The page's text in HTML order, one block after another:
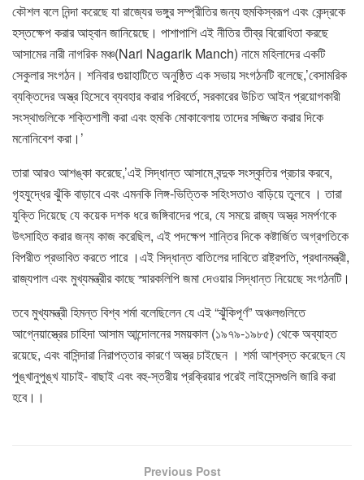
কৌশল বলে নিন্দা করেছে যা রাজ্যের ভঙ্গুর সম্প্রীতির জন্য হুমকিস্বরূপ এবং কেন্দ্রকে
হস্তক্ষেপ করার আহ্বান জানিয়েছে। পাশাপাশি এই নীতির তীব্র বিরোধিতা করছে
আসামের নারী নাগরিক মঞ্চ(Nari Nagarik Manch) নামে মহিলাদের একটি
সেকুলার সংগঠন। শনিবার গুয়াহাটিতে অনুষ্ঠিত এক সভায় সংগঠনটি বলেছে,’বেসামরিক
ব্যক্তিদের অস্ত্র হিসেবে ব্যবহার করার পরিবর্তে, সরকারের উচিত আইন প্রয়োগকারী
সংস্থাগুলিকে শক্তিশালী করা এবং হুমকি মোকাবেলায় তাদের সজ্জিত করার দিকে
মনোনিবেশ করা।’
তারা আরও আশঙ্কা করেছে,’এই সিদ্ধান্ত আসামে বন্দুক সংস্কৃতির প্রচার করবে,
গৃহযুদ্ধের ঝুঁকি বাড়াবে এবং এমনকি লিঙ্গ-ভিত্তিক সহিংসতাও বাড়িয়ে তুলবে । তারা
যুক্তি দিয়েছে যে কয়েক দশক ধরে জঙ্গিবাদের পরে, যে সময়ে রাজ্য অস্ত্র সমর্পণকে
উৎসাহিত করার জন্য কাজ করেছিল, এই পদক্ষেপ শান্তির দিকে কষ্টার্জিত অগ্রগতিকে
বিপরীত প্রভাবিত করতে পারে ।এই সিদ্ধান্ত বাতিলের দাবিতে রাষ্ট্রপতি, প্রধানমন্ত্রী,
রাজ্যপাল এবং মুখ্যমন্ত্রীর কাছে স্মারকলিপি জমা দেওয়ার সিদ্ধান্ত নিয়েছে সংগঠনটি।
তবে মুখ্যমন্ত্রী হিমন্ত বিশ্ব শর্মা বলেছিলেন যে এই “ঝুঁকিপূর্ণ” অঞ্চলগুলিতে
আগ্নেয়াস্ত্রের চাহিদা আসাম আন্দোলনের সময়কাল (১৯৭৯-১৯৮৫) থেকে অব্যাহত
রয়েছে, এবং বাসিন্দারা নিরাপত্তার কারণে অস্ত্র চাইছেন । শর্মা আশ্বস্ত করেছেন যে
পুঙ্খানুপুঙ্খ যাচাই- বাছাই এবং বহু-স্তরীয় প্রক্রিয়ার পরেই লাইসেন্সগুলি জারি করা
হবে।।
Previous Post